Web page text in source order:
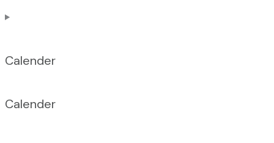
Calen­der
Calen­der